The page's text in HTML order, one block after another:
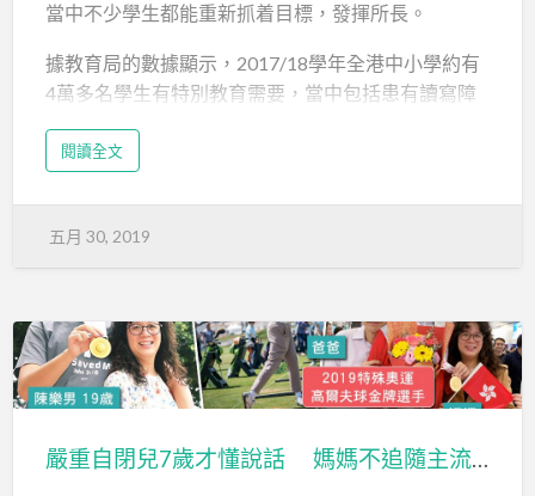
校。
Ellen坦言，作為父母聽到壞消息，當然會不開心，甚
至半信半疑，但很快她便面對現實。
與其自怨自艾，不如把握時…
當中不少學生都能重新抓着目標，發揮所長。
據教育局的數據顯示，2017/18學年全港中小學約有
4萬多名學生有特別教育需要，當中包括患有讀寫障
近年，不少家長有感本港的填鴨式教育及競爭文化，
令學生承受不少壓力，對SEN孩子更是苦不堪言，因
而寧可送孩子到海外升學，希望可以令他們重拾自
不足ADHD，去年決定到英國升學。「當地學校會保
障SEN學生，更有專責部門跟進。我們申請時如實報
備兒子的情況，校方很熱心提供協助，也沒有影響入
閱讀全文
五月 30, 2019
嚴重自閉兒7歲才懂說話 媽媽不追隨主流教出高球金牌選手